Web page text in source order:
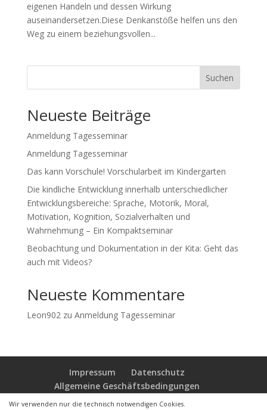
Wir verwenden nur die technisch notwendigen Cookies.
eigenen Handeln und dessen Wirkung
auseinandersetzen.Diese Denkanstöße helfen uns den
Weg zu einem beziehungsvollen...
Suchen
Neueste Beiträge
Anmeldung Tagesseminar
Anmeldung Tagesseminar
Das kann Vorschule! Vorschularbeit im Kindergarten
Die kindliche Entwicklung innerhalb unterschiedlicher
Entwicklungsbereiche: Sprache, Motorik, Moral,
Motivation, Kognition, Sozialverhalten und
Wahrnehmung – Ein Kompaktseminar
Beobachtung und Dokumentation in der Kita: Geht das
auch mit Videos?
Neueste Kommentare
Leon902zu Anmeldung Tagesseminar
Impressum
Datenschutz
Allgemeine Geschäftsbedingungen